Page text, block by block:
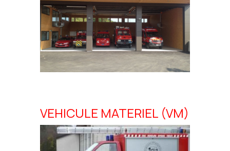
VEHICULE MATERIEL (VM)